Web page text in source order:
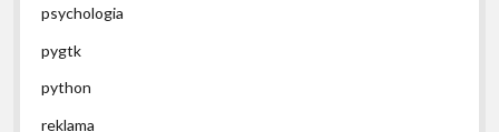
psychologia
pygtk
python
reklama